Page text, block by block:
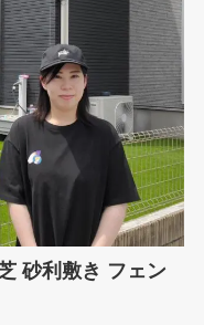
砂利敷き フェン